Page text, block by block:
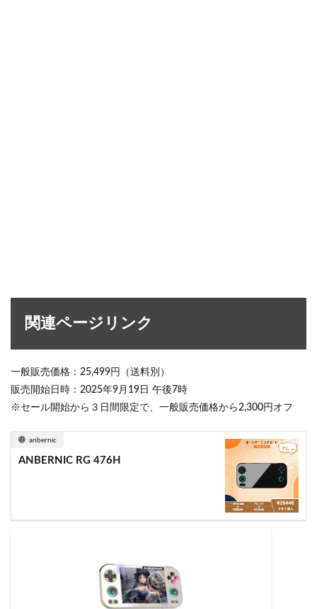
関連ページリンク
一般販売価格：25,499円（送料別）
販売開始日時：2025年9月19日 午後7時
※セール開始から３日間限定で、一般販売価格から2,300円オフ
anbernic
ANBERNIC RG 476H